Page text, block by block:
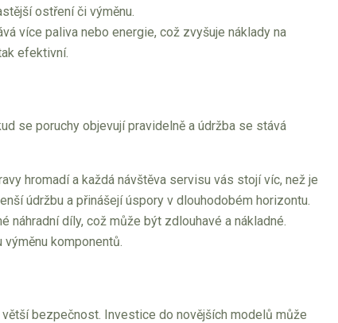
ostření či výměnu.
více paliva nebo energie, což zvyšuje náklady na
efektivní.
se poruchy objevují pravidelně a údržba se stává
hromadí a každá návštěva servisu vás stojí víc, než je
údržbu a přinášejí úspory v dlouhodobém horizontu.
náhradní díly, což může být zdlouhavé a nákladné.
komponentů.
bezpečnost. Investice do novějších modelů může